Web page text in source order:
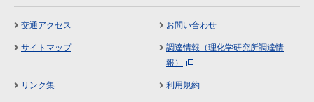
交通アクセス お問い合わせ
サイトマップ
調達情報（理化学研究所調達情
報）
リンク集 利用規約